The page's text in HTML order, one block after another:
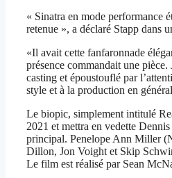
« Sinatra en mode performance
retenue », a déclaré Stapp dans
«Il avait cette fanfaronnade
présence commandait une
casting et époustouflé par
style et à la production en
Le biopic, simplement intitulé
2021 et mettra en vedette
principal. Penelope Ann Miller
Dillon, Jon Voight et Skip
Le film est réalisé par Sean